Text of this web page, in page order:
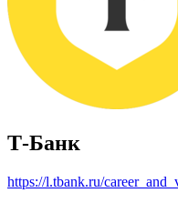
Т-Банк
https://l.tbank.ru/